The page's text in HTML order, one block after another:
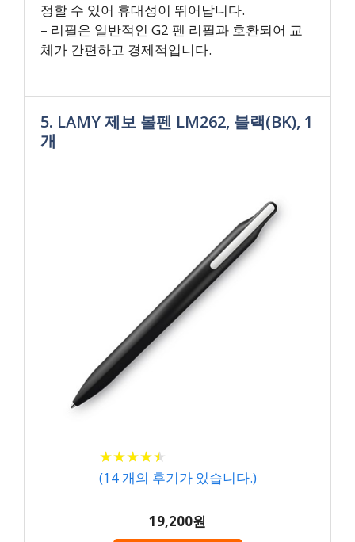
정할 수 있어 휴대성이 뛰어납니다.
– 리필은 일반적인 G2 펜 리필과 호환되어 교
체가 간편하고 경제적입니다.
5. LAMY 제보 볼펜 LM262, 블랙(BK), 1
개
★★★★★
★★★★★
(14개의 후기가 있습니다.)
19,200원